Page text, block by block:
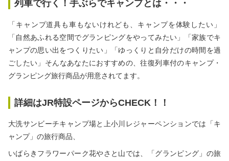
湖畔キャンプ
利用規約
プライバシーポリシー
列車で行く！手ぶらでキャンプとは・・・
「キャンプ道具も車もないけれども、キャンプを体験したい」
「自然あふれる空間でグランピングをやってみたい」
「家族でキ
ャンプの思い出をつくりたい」
「ゆっくりと自分だけの時間を過
ごしたい」 そんなあなたにおすすめの、往復列車付のキャンプ・
グランピング旅行商品が用意されてます。
詳細はJR特設ページからCHECK！！
大洗サンビーチキャンプ場と上小川レジャーペンションでは「キ
ャンプ」の旅行商品、
いばらきフラワーパーク花やさと山では、「グランピング」の旅